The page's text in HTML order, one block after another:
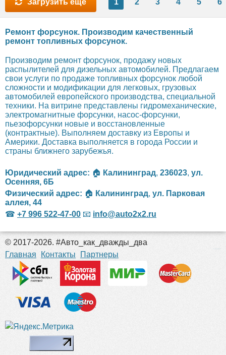
Загрузить еще 1 2 3 4 5 6
Ремонт форсунок. Производим качественный
ремонт топливных форсунок.
Производим ремонт форсунок, продажу новых
распылителей для дизельных автомобилей. Предлагаем
свои услуги по продаже топливных форсунок любой
сложности и модификации для легковых, грузовых
автомобилей европейского производства, специальной
техники. На витрине представлены гидромеханические,
электромагнитные форсунки, насос-форсунки,
пьезофорсунки новые и восстановленные
(контрактные). Выполняем доставку из Европы и
Америки. Доставка выполняется в города России и
страны ближнего зарубежья.
Юридический адрес: 🏠 Калининград, 236023, ул.
Осенняя, 6Б
Физический адрес: 🏠 Калининград, ул. Парковая
аллея, 44
☎ +7 996 522-47-00 📧 info@auto2x2.ru
© 2017-2026. #Авто_как_дважды_два
Главная
Контакты Партнеры